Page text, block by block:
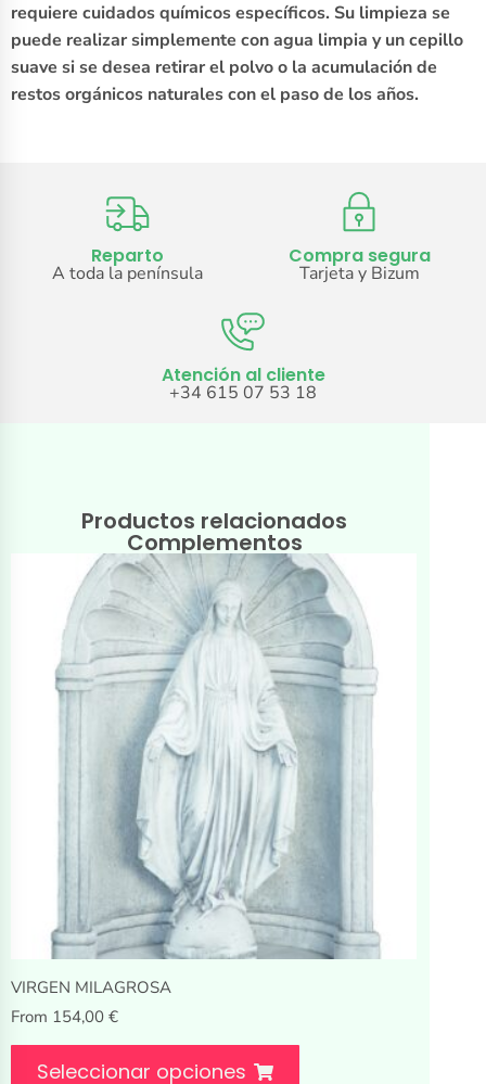
requiere cuidados químicos específicos. Su limpieza se
puede realizar simplemente con agua limpia y un cepillo
suave si se desea retirar el polvo o la acumulación de
restos orgánicos naturales con el paso de los años.
Reparto
A toda la península
Compra segura
Tarjeta y Bizum
Atención al cliente
+34 615 07 53 18
Productos relacionados
Complementos
VIRGEN MILAGROSA
From 154,00 €
Seleccionar opciones